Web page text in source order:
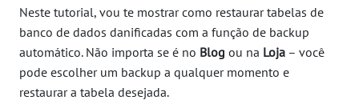
Neste tutorial, vou te mostrar como restaurar tabelas de
banco de dados danificadas com a função de backup
automático. Não importa se é no Blog ou na Loja – você
pode escolher um backup a qualquer momento e
restaurar a tabela desejada.